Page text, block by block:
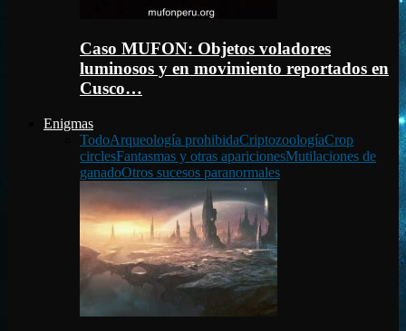
Caso MUFON: Objetos voladores
luminosos y en movimiento reportados en
Cusco…
Enigmas
TodoArqueología prohibidaCriptozoologíaCrop
circlesFantasmas y otras aparicionesMutilaciones de
ganadoOtros sucesos paranormales